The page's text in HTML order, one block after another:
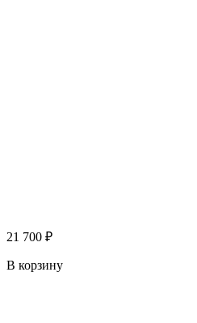
21 700 ₽
В корзину